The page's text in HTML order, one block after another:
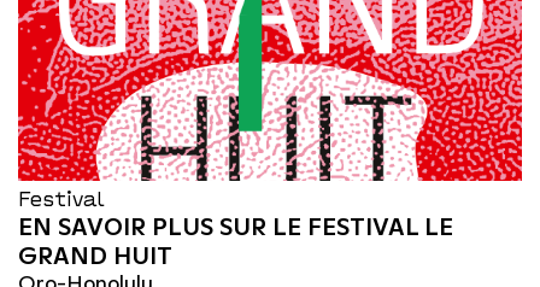
Festival
EN SAVOIR PLUS SUR LE FESTIVAL LE
GRAND HUIT